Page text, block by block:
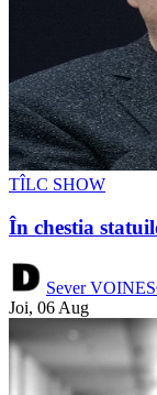
TÎLC SHOW
În chestia
Sever
Joi, 06 Aug